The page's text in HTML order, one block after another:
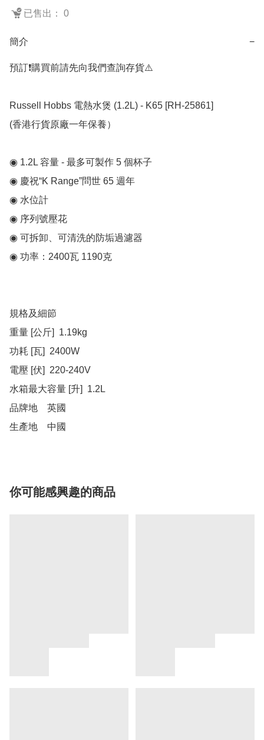
已售出： 0
簡介 −
預訂❗️購買前請先向我們查詢存貨⚠️
Russell Hobbs 電熱水煲 (1.2L) - K65 [RH-25861]
(香港行貨原廠一年保養）
◉ 1.2L 容量 - 最多可製作 5 個杯子
◉ 慶祝“K Range”問世 65 週年
◉ 水位計
◉ 序列號壓花
◉ 可拆卸、可清洗的防垢過濾器
◉ 功率：2400瓦 1190克
規格及細節
重量 [公斤]  1.19kg
功耗 [瓦]  2400W
電壓 [伏]  220-240V
水箱最大容量 [升]  1.2L
品牌地	英國
生產地	中國
你可能感興趣的商品